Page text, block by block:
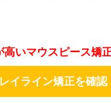
高いマウスピース矯
イライン矯正を確認